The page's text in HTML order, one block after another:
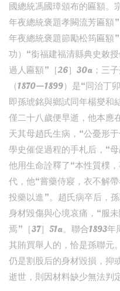
國總統馮國璋頒布的匾額。
年夜總統褒題孝闕流芳匾額
年夜總統褒題節勵松筠匾額
功）“銜福建福清縣典史敕
過人匾額”［26］30a；三
（1870—1899）是“同治丁
即孫琥銘與鄉試同年楊燮和
僅二十八歲便早逝，他本應
天其母趙氏生病，“公憂形
學史催促過程的手札后，“
他用生命詮釋了“本性質樸
代，他“嘗藥侍寢，衣不解
投藥以進”。趙氏病卒后，
身材毀傷與心境哀痛，“服
焉”［37］51a。聯合1893
其賄買舉人的，恰是孫聯元
仍是割股后的身材毀損，抑
逝世，則因材料缺少無法判定